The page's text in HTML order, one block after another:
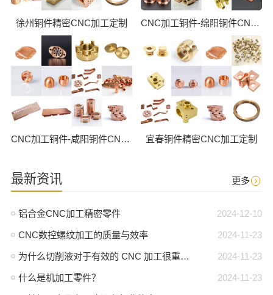
徐州铜件精密CNC加工定制 CNC加工铜件-绵阳铜件CNC批量加工
CNC加工铜件-咸阳铜件CNC批量加工 宜春铜件精密CNC加工定制
最新资讯 更多
2024-12-10
铝合金CNC加工精密零件
2024-11-23
CNC数控螺纹加工的质量与效率
2024-11-23
为什么切削液对于有效的 CNC 加工很重要？
2024-11-23
什么是机加工零件？